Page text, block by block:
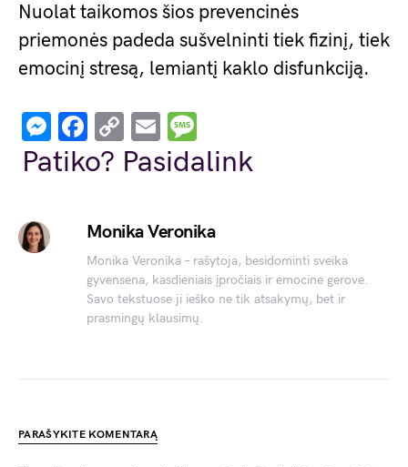
Nuolat taikomos šios prevencinės
priemonės padeda sušvelninti tiek fizinį, tiek
emocinį stresą, lemiantį kaklo disfunkciją.
Messenger
Facebook
Copy
Link
Email
Patiko? Pasidalink
Monika Veronika
Monika Veronika – rašytoja, besidominti sveika
gyvensena, kasdieniais įpročiais ir emocine gerove.
Savo tekstuose ji ieško ne tik atsakymų, bet ir
prasmingų klausimų.
PARAŠYKITE KOMENTARĄ